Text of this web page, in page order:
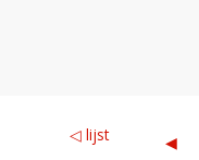
◁ lijst ◀︎